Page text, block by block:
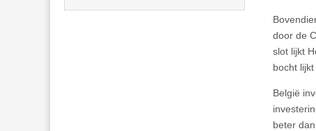
door de
slot lijkt
bocht lijkt
België
beter